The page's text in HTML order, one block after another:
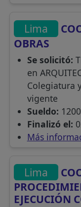
Lima
OBRAS
Se solicitó:
en
Colegiatura
vigente
Sueldo:
Finalizó el:
Más
Lima
EJECUCIÓN